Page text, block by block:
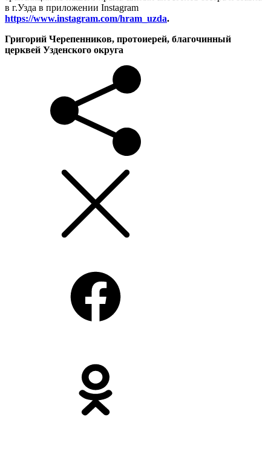
в г.Узда в приложении Instagram
https://www.instagram.com/hram_uzda.
Григорий Черепенников, протоиерей, благочинный
церквей Узденского округа